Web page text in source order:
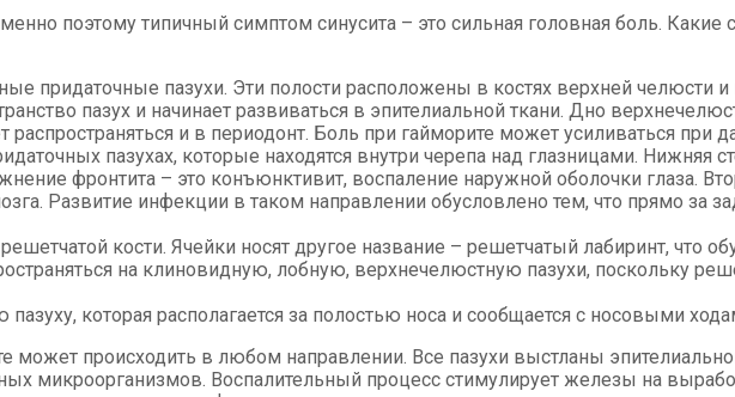
поэтому типичный симптом синусита – это сильная головная боль.
придаточные пазухи. Эти полости расположены в костях верхней
пазух и начинает развиваться в эпителиальной ткани. Дно
и в периодонт. Боль при гайморите может усиливаться при
пазухах, которые находятся внутри черепа над глазницами. Нижняя
фронтита – это конъюнктивит, воспаление наружной оболочки глаза.
Развитие инфекции в таком направлении обусловлено тем, что прямо за
кости. Ячейки носят другое название – решетчатый лабиринт, что
на клиновидную, лобную, верхнечелюстную пазухи, поскольку
которая располагается за полостью носа и сообщается с носовыми
может происходить в любом направлении. Все пазухи выстланы
микроорганизмов. Воспалительный процесс стимулирует железы на